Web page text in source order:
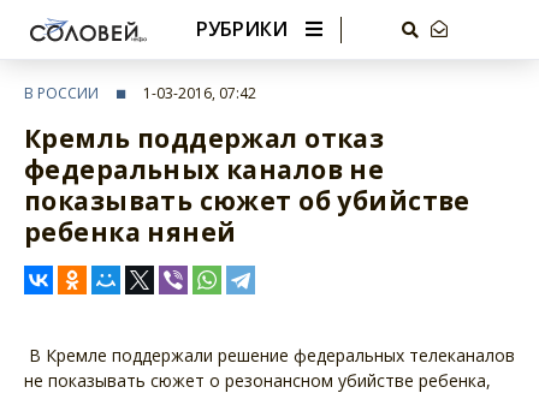
РУБРИКИ
В РОССИИ 1-03-2016, 07:42
Кремль поддержал отказ
федеральных каналов не
показывать сюжет об убийстве
ребенка няней
В Кремле поддержали решение федеральных телеканалов
не показывать сюжет о резонансном убийстве ребенка,